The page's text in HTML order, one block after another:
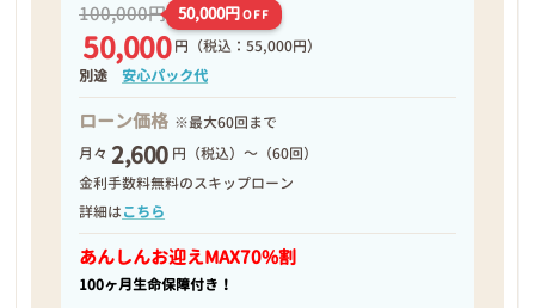
100,000円 50,000円OFF
50,000 円 （税込：55,000円）
別途安心パック代
ローン価格 ※最大60回まで
月々 2,600 円（税込）～（60回）
金利手数料無料のスキップローン
詳細はこちら
あんしんお迎えMAX70%割
100ヶ月生命保障付き！